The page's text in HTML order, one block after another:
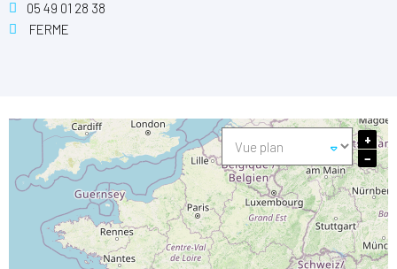
05 49 01 28 38
FERME
+
−